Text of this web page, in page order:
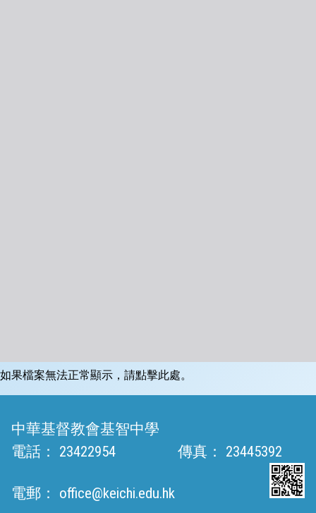
如果檔案無法正常顯示，請點擊此處。
中華基督教會基智中學
電話：
23422954 傳真： 23445392
電郵： office@keichi.edu.hk